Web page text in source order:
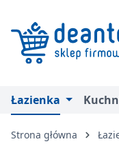
Łazienka
Strona główna